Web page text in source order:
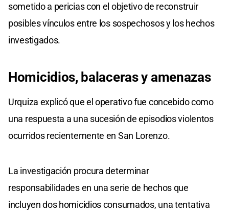
sometido a pericias con el objetivo de reconstruir
posibles vínculos entre los sospechosos y los hechos
investigados.
Homicidios, balaceras y amenazas
Urquiza explicó que el operativo fue concebido como
una respuesta a una sucesión de episodios violentos
ocurridos recientemente en San Lorenzo.
La investigación procura determinar
responsabilidades en una serie de hechos que
incluyen dos homicidios consumados, una tentativa